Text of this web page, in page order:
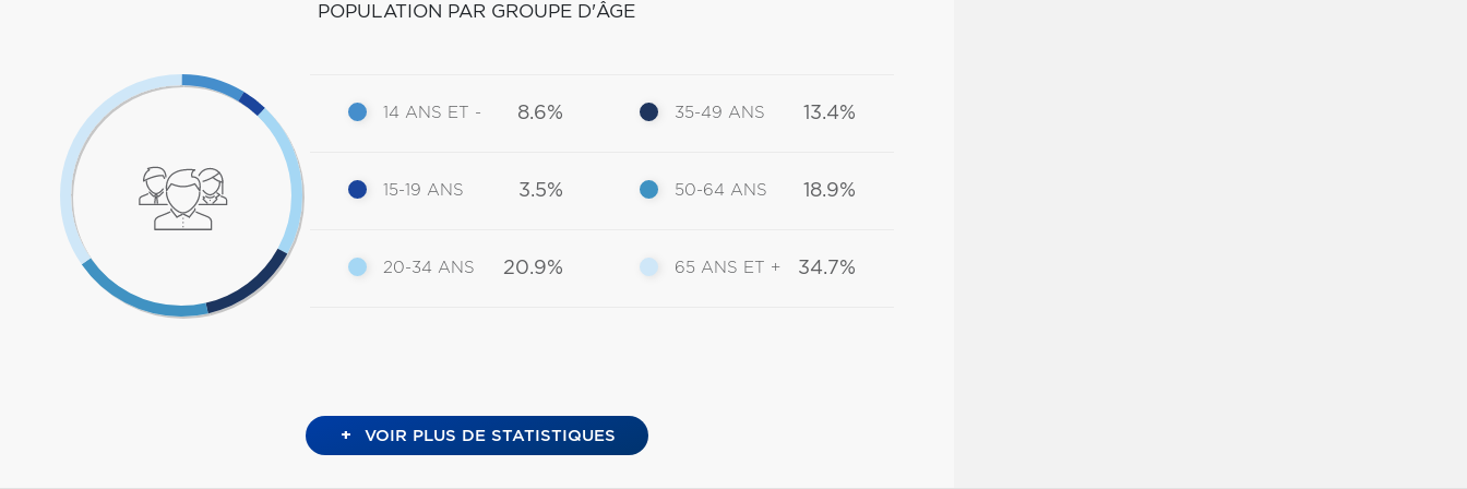
POPULATION PAR GROUPE D'ÂGE
14 ANS ET - 8.6%
15-19 ANS 3.5%
20-34 ANS 20.9%
35-49 ANS 13.4%
50-64 ANS 18.9%
65 ANS ET + 34.7%
+ VOIR PLUS DE STATISTIQUES